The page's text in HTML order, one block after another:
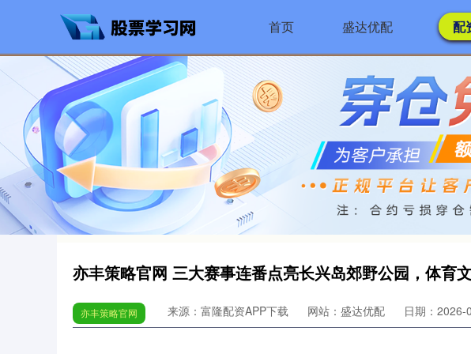
首页 盛达优配 配
亦丰策略官网 三大赛事连番点亮长兴岛郊野公园，体育
亦丰策略官网 来源：富隆配资APP下载 网站：盛达优配 日期：